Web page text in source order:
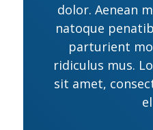
dolor. Aenean
natoque
parturient
ridiculus mus.
sit amet,